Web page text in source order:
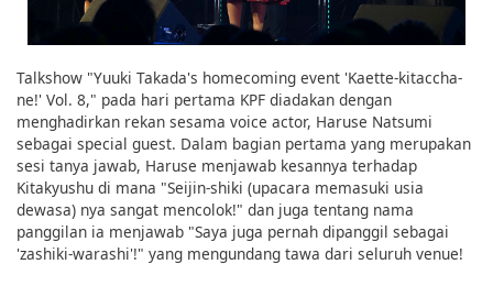
Talkshow "Yuuki Takada's homecoming event 'Kaette-kitaccha-
ne!' Vol. 8," pada hari pertama KPF diadakan dengan
menghadirkan rekan sesama voice actor, Haruse Natsumi
sebagai special guest. Dalam bagian pertama yang merupakan
sesi tanya jawab, Haruse menjawab kesannya terhadap
Kitakyushu di mana "Seijin-shiki (upacara memasuki usia
dewasa) nya sangat mencolok!" dan juga tentang nama
panggilan ia menjawab "Saya juga pernah dipanggil sebagai
'zashiki-warashi'!" yang mengundang tawa dari seluruh venue!